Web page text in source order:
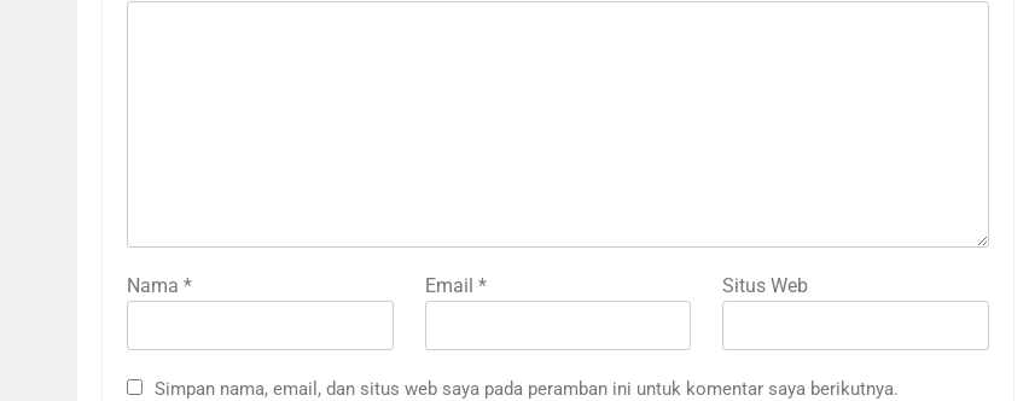
Nama * Email * Situs Web
Simpan nama, email, dan situs web saya pada peramban ini untuk komentar saya berikutnya.